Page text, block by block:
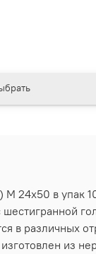
24х50 в упак
в различных
из